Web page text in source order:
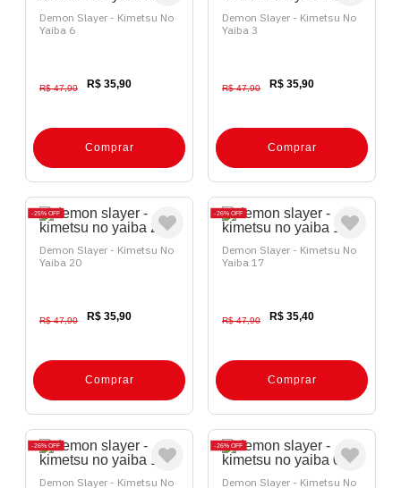
Demon Slayer - Kimetsu No
Yaiba 6
R$ 47,90 R$ 35,90
Comprar
Demon Slayer - Kimetsu No
Yaiba 3
R$ 47,90 R$ 35,90
Comprar
25% OFF
Demon Slayer - Kimetsu No
Yaiba 20
R$ 47,90 R$ 35,90
Comprar
26% OFF
Demon Slayer - Kimetsu No
Yaiba 17
R$ 47,90 R$ 35,40
Comprar
26% OFF
Demon Slayer - Kimetsu No
26% OFF
Demon Slayer - Kimetsu No